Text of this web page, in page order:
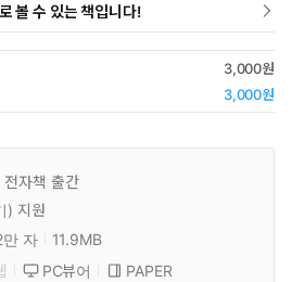
볼 수 있는 책입니다!
3,000원
3,000원
전자책 출간
) 지원
만 자
11.9MB
PC뷰어
PAPER